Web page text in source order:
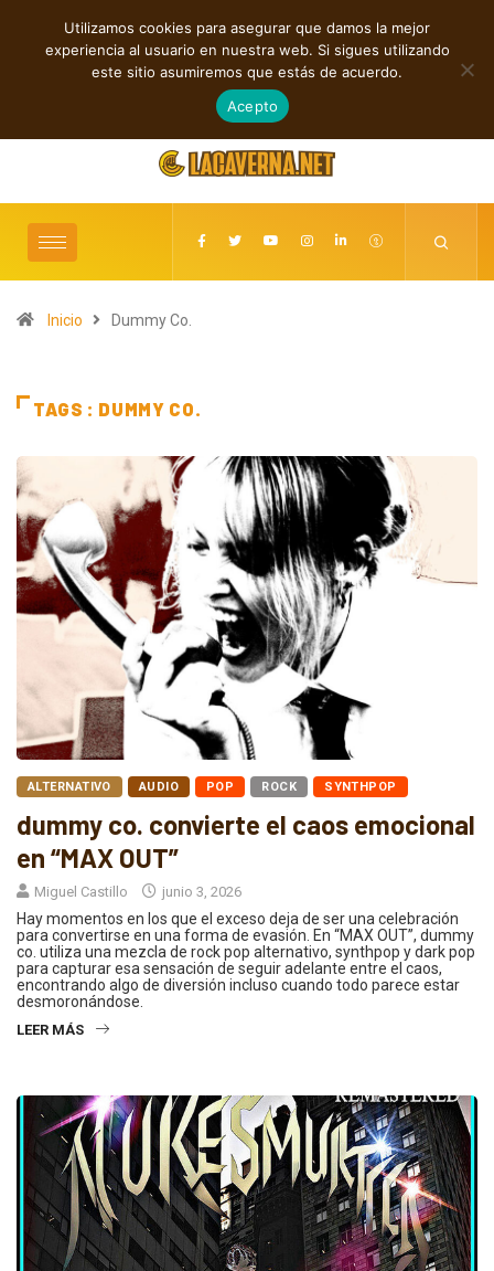
TENDENCIAS
y conexiones digitales Baldy Crawler cuestiona el odio y la guerra en
agosto 9, 2026
Inicio Dummy Co.
TAGS : DUMMY CO.
ALTERNATIVO AUDIO POP ROCK SYNTHPOP
dummy co. convierte el caos emocional
en “MAX OUT”
Miguel Castillo junio 3, 2026
Hay momentos en los que el exceso deja de ser una celebración
para convertirse en una forma de evasión. En “MAX OUT”, dummy
co. utiliza una mezcla de rock pop alternativo, synthpop y dark pop
para capturar esa sensación de seguir adelante entre el caos,
encontrando algo de diversión incluso cuando todo parece estar
desmoronándose.
LEER MÁS
Utilizamos cookies para asegurar que damos la mejor
experiencia al usuario en nuestra web. Si sigues utilizando
este sitio asumiremos que estás de acuerdo.
Acepto